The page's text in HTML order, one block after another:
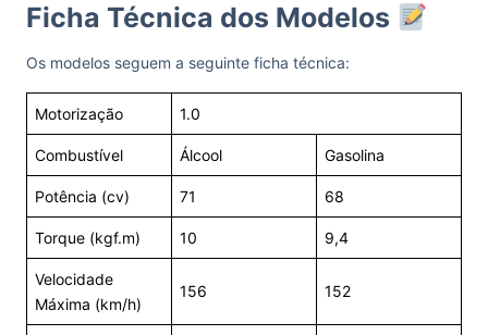
Ficha Técnica dos Modelos
Os modelos seguem a seguinte ficha técnica:
Motorização 1.0
Combustível Álcool Gasolina
Potência (cv) 71 68
Torque (kgf.m) 10 9,4
Velocidade
Máxima (km/h)
156 152